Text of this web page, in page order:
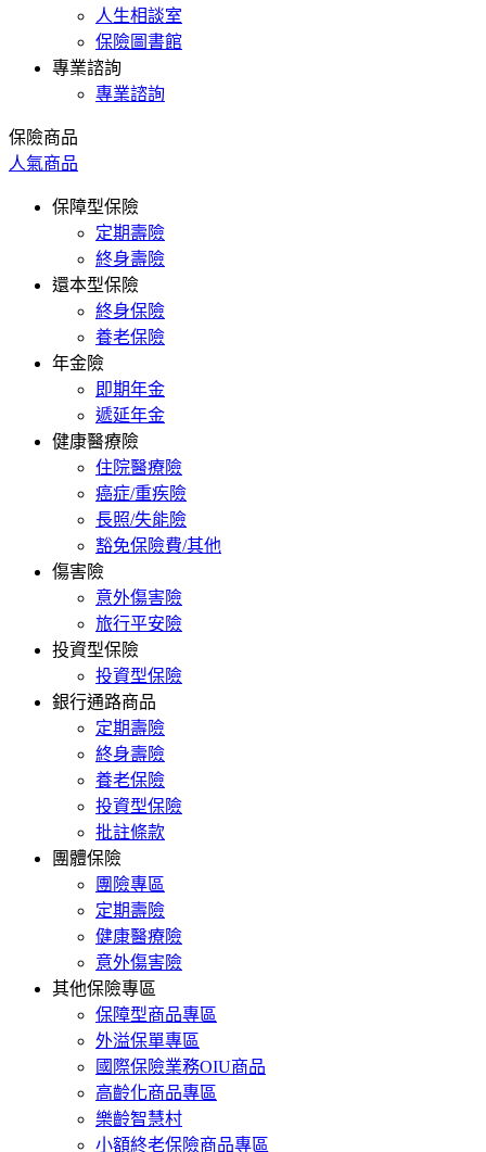
人生相談室
保險圖書館
專業諮詢
專業諮詢
保險商品
人氣商品
保障型保險
定期壽險
終身壽險
還本型保險
終身保險
養老保險
年金險
即期年金
遞延年金
健康醫療險
住院醫療險
癌症/重疾險
長照/失能險
豁免保險費/其他
傷害險
意外傷害險
旅行平安險
投資型保險
投資型保險
銀行通路商品
定期壽險
終身壽險
養老保險
投資型保險
批註條款
團體保險
團險專區
定期壽險
健康醫療險
意外傷害險
其他保險專區
保障型商品專區
外溢保單專區
國際保險業務OIU商品
高齡化商品專區
樂齡智慧村
小額終老保險商品專區